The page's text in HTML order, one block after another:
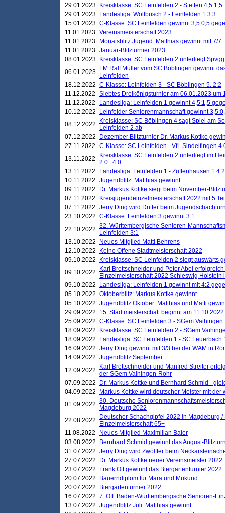
29.01.2023
Kreisklasse: SC Leinfelden 2 - Stetten 4,5:1,5
29.01.2023
Landesliga: Wolfbusch 2 - Leinfelden 1 3:3
15.01.2023 C-Klasse: SC Leinfelden gewinnt 3,5:0,5
11.01.2023 Vereinsmeisterschaft 2023
11.01.2023
Monatsblitz Jugend: Matthias gewinnt mit 7/7
11.01.2023 Januar-Blitzturnier 2023
08.01.2023
Kreisklasse: SC Leinfelden 2 unterliegt
06.01.2023
FM Ralf Müller vom SC Böblingen gewinnt
Leinfelden
18.12.2022 C-Klasse: Leinfelden 3 - SC Böblingen 5. 2:2
11.12.2022
Siebtes Dreikönigsturnier am 06.01.2023 um
11.12.2022
Landesliga: Leinfelden 1 gewinnt 4,5:1,5
10.12.2022
Leinfelder Seniorenmannschaft gewinnt
08.12.2022
Kreisklasse: SC Böblingen 4 sagt Spiel am
Leinfelden 2 ab
07.12.2022
Dezember Blitzturnier Dr. Markus Kottke
27.11.2022
C-Klasse: SC Leinfelden - VfL Sindelfingen 4
13.11.2022
Kreisklasse: SC Leinfelden 2 unterliegt im
2.0 : 4.0
13.11.2022
Landesliga: Leinfelden 1 - Zuffenhausen 1 4:2
10.11.2022
Jugendblitz: Matthias gewinnt
09.11.2022
Dr. Markus Kottke siegt beim November-
07.11.2022
Kreisjugendeinzelmeisterschaft 2022 mit 5
07.11.2022
Jerry Ding wird Dritter beim
23.10.2022 C-Klasse: Leinfelden 3 gewinnt 3:1
22.10.2022 32. Württembergische Senioren-
Leinfelden 3:1
13.10.2022
Neues Mitglied Matti Behrens
12.10.2022
Keine Offene Stadtmeisterschaft 2022
09.10.2022
Kreisklasse: SC Leinfelden 2 siegt auswärts
09.10.2022
Karl Brettschneider und Peter Abel
Einzelmeisterschaft 2022 Schleswig Holstein
09.10.2022
Landesliga: Leinfelden 1 gewinnt mit 4:2
05.10.2022 Oktoberblitz: Markus Kottke gewinnt
05.10.2022 Jugendblitz Oktober: Matthias und Matti
29.09.2022
15. Stadtmeisterschaft beginnt am 11.10.2022
25.09.2022 C-Klasse: SC Leinfelden 3 - SGem Vaihingen
18.09.2022
Kreisklasse: SC Leinfelden 2 - SGem
18.09.2022
Landesliga: SC Leinfelden 1 - SC Feuerbach
16.09.2022 Jerry Ding gewinnt mit 3/3 bei der WAM in
14.09.2022 Jugendblitz September
12.09.2022
Karl Brettschneider und Manfred Streiter
der SGem Vaihingen-Rohr
07.09.2022
Dr. Markus Kottke und Bernhard Schmid -
04.09.2022
Markus Kottke wird deutscher Meister mit
01.09.2022 30. Deutsche
Magdeburg 2022
22.08.2022
Deutscher Schachgipfel 2022 in Magdeburg
Einzelmeisterschaft 65+
11.08.2022
Neues Mitglied Maximilian Baier
03.08.2022
Bernhard Schmid gewinnt das August-
31.07.2022 Jerry Ding wird Zwölfter beim
27.07.2022
Dr. Markus Kottke neuer Vereinsmeister 2022
23.07.2022
Frank Ott gewinnt das Biergartenturnier 2022
20.07.2022
Bauerndiplom für Mara und Mukund
20.07.2022
Biergartenturnier 2022
16.07.2022 7. Off. Baden-Württembergische Senioren-
13.07.2022 Jugendblitz Juli: Matthias gewinnt